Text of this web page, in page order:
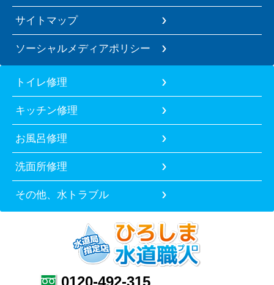
サイトマップ
ソーシャルメディアポリシー
トイレ修理
キッチン修理
お風呂修理
洗面所修理
その他、水トラブル